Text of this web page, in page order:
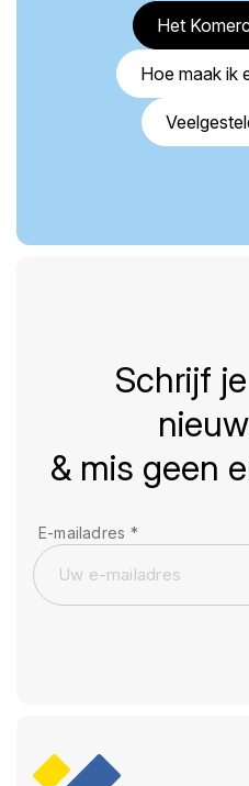
Het
Hoe maak ik
Schrijf
& mis geen
E-mailadres *